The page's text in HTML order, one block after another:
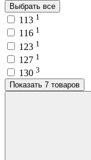
Выбрать все
113 1
116 1
123 1
127 1
130 3
Показать 7 товаров